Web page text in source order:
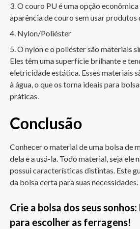
O couro PU é uma opção econômica
aparência de couro sem usar produtos
Nylon/Poliéster
O nylon e o poliéster são materiais
Eles têm uma superfície brilhante e
eletricidade estática. Esses materiais
à água, o que os torna ideais para
práticas.
Conclusão
Conhecer o material de uma bolsa de
dela e a usá-la. Todo material, seja ele
possui características distintas. Este
da bolsa certa para suas necessidades.
Crie a bolsa dos seus
para escolher as ferragens!